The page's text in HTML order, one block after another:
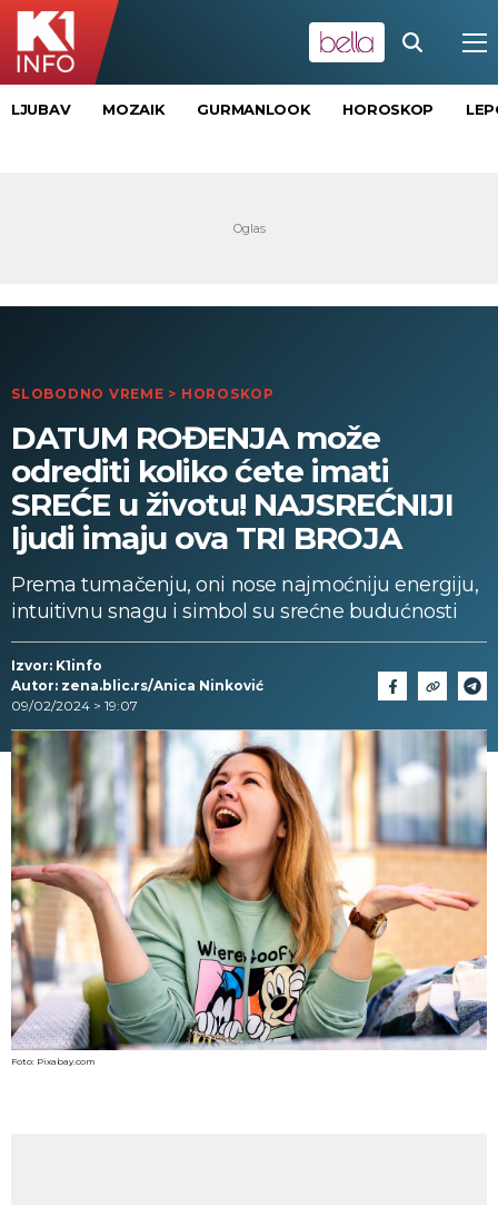
LJUBAV MOZAIK GURMANLOOK HOROSKOP
SLOBODNO VREME > HOROSKOP
DATUM ROĐENJA može
odrediti koliko ćete imati
SREĆE u životu! NAJSREĆNIJI
ljudi imaju ova TRI BROJA
Prema tumačenju, oni nose najmoćniju energiju,
intuitivnu snagu i simbol su srećne budućnosti
Izvor: K1info
Autor: zena.blic.rs/Anica Ninković
09/02/2024 > 19:07
Foto: Pixabay.com